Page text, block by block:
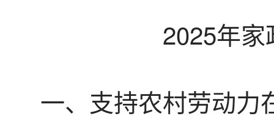
2025年
一、支持农村劳动力